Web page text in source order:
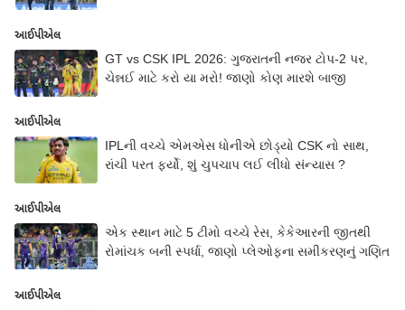
આઈપીએલ
GT vs CSK IPL 2026: ગુજરાતની નજર ટોપ-2 પર,
ચેન્નઈ માટે કરો યા મરો! જાણો કોણ મારશે બાજી
આઈપીએલ
IPLની વચ્ચે એમએસ ધોનીએ છોડ્યો CSK નો સાથ,
રાંચી પરત ફર્યો, શું ચુપચાપ લઈ લીધો સંન્યાસ ?
આઈપીએલ
એક સ્થાન માટે 5 ટીમો વચ્ચે રેસ, કેકેઆરની જીતથી
રોમાંચક બની સ્પર્ધા, જાણો પ્લેઓફના સમીકરણનું ગણિત
આઈપીએલ